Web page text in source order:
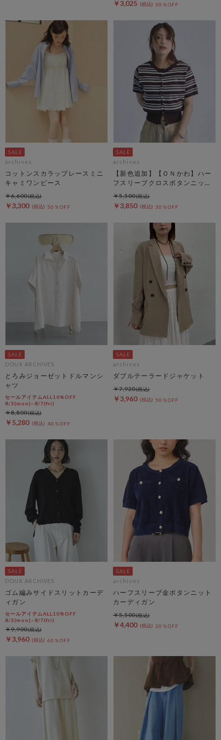
￥3,025 50％OFF
archives
コットンスカラップレースミニ
キャミワンピース
￥3,300 50％OFF
￥6,600
archives
【新色追加】【ＯＮかわ】ハー
フスリーブクロスボタンニット
カーディガン
￥3,850 30％OFF
￥5,500
DOUX ARCHIVES
とろみジョーゼットドルマンシ
ャツ
セールアイテムALL10%OFF
8/3(mon)~8/7(fri)
￥5,280 40％OFF
￥8,800
archives
ダブルテーラードジャケット
￥3,960 50％OFF
￥7,920
DOUX ARCHIVES
ゴム編みサイドスリットカーデ
ィガン
セールアイテムALL10%OFF
8/3(mon)~8/7(fri)
￥3,960 60％OFF
￥9,900
archives
ハーフスリーブ金ボタンニット
カーディガン
￥4,400 20％OFF
￥5,500